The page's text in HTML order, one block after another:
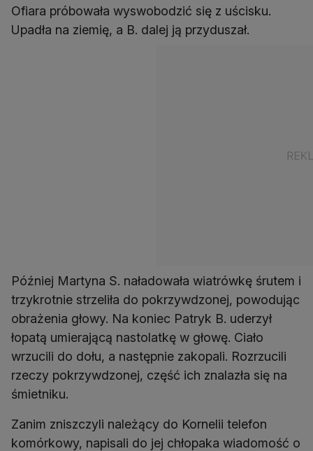
Ofiara próbowała wyswobodzić się z uścisku.
Upadła na ziemię, a B. dalej ją przyduszał.
Później Martyna S. naładowała wiatrówkę śrutem i
trzykrotnie strzeliła do pokrzywdzonej, powodując
obrażenia głowy. Na koniec Patryk B. uderzył
łopatą umierającą nastolatkę w głowę. Ciało
wrzucili do dołu, a następnie zakopali. Rozrzucili
rzeczy pokrzywdzonej, część ich znalazła się na
śmietniku.
Zanim zniszczyli należący do Kornelii telefon
komórkowy, napisali do jej chłopaka wiadomość o